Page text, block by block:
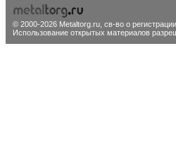
© 2000-2026 Metaltorg.ru, св-во о
Использование открытых материалов